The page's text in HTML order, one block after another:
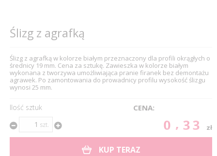
Ślizg z agrafką
Ślizg z agrafką w kolorze białym przeznaczony dla profili okrągłych o
średnicy 19 mm. Cena za sztukę. Zawieszka w kolorze białym
wykonana z tworzywa umożliwiająca pranie firanek bez demontażu
agrawek. Po zamontowania do prowadnicy profilu wysokość ślizgu
wynosi 25 mm.
Ilość sztuk
szt.
CENA:
0.33 zł
KUP TERAZ